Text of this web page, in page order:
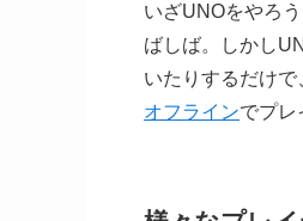
いざUNOをやろ
ばしば。しかし
いたりするだけ
オフラインでプレ